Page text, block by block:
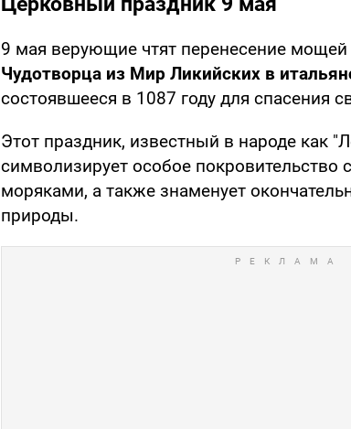
9 мая верующие чтят перенесение мощей
Чудотворца из Мир Ликийских в
состоявшееся в 1087 году для спасения
Этот праздник, известный в народе как
символизирует особое покровительство
моряками, а также знаменует
природы.